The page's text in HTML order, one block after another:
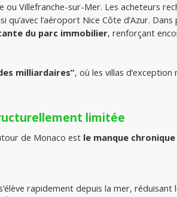
qu’avec l’aéroport Nice Côte d’Azur.
du parc immobilier, renforçant
milliardaires”, où les villas
limitée
de Monaco est le manque chronique
rapidement depuis la mer, réduisant